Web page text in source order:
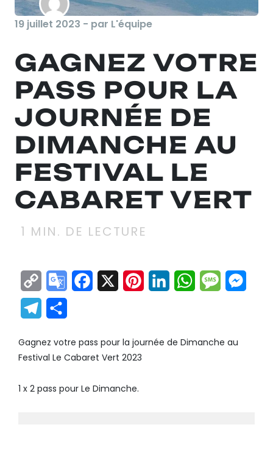
19 juillet 2023 - par L'équipe
GAGNEZ VOTRE
PASS POUR LA
JOURNÉE DE
DIMANCHE AU
FESTIVAL LE
CABARET VERT
1 MIN. DE LECTURE
Copy
Link
GoogleFacebook
X Pinterest
LinkedInWhatsApp
Telegram
Gagnez votre pass pour la journée de Dimanche au
Festival Le Cabaret Vert 2023
1 x 2 pass pour Le Dimanche.